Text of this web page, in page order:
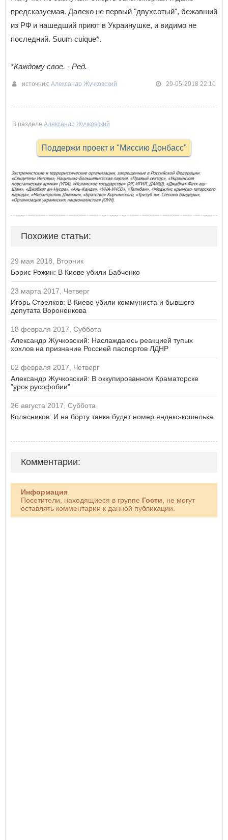
предсказуемая. Далеко не первый "двухсотый", бежавший
из РФ и нашедший приют в Украинушке, и видимо не
последний. Suum cuique*.
*Каждому свое. - Ред.
источник: Александр Жучковский 29-05-2018 22:10
В разделе Александр Жучковский
Поддержи проект и "Миссию Донбасс"
Похожие статьи:
29 мая 2018, Вторник
Борис Рожин: В Киеве убили Бабченко
23 марта 2017, Четверг
Игорь Стрелков: В Киеве убили коммуниста и бывшего
депутата Вороненкова
18 февраля 2017, Суббота
Александр Жучковский: Наслаждаюсь реакцией тупых
хохлов на признание Россией паспортов ЛДНР
02 февраля 2017, Четверг
Александр Жучковский: В оккупированном Краматорске
"урок русофобии"
26 августа 2017, Суббота
Колясников: И на борту танка будет номер яндекс-кошелька
Комментарии:
Информация
Посетители, находящиеся в группе Гости, не могут
оставлять комментарии к данной публикации.